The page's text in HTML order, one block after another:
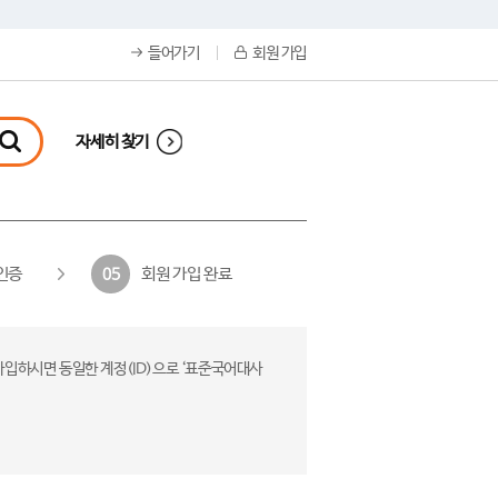
들어가기 회원 가입
자세히 찾기
증 05 회원 가입 완료
하시면 동일한 계정(ID)으로 ‘표준국어대사